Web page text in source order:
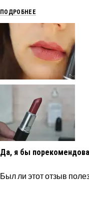
ПОДРОБНЕЕ
Да, я бы
Был ли этот отзыв